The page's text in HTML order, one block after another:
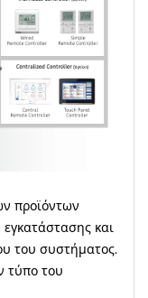
προϊόντων
και
του συστήματος.
τύπο του